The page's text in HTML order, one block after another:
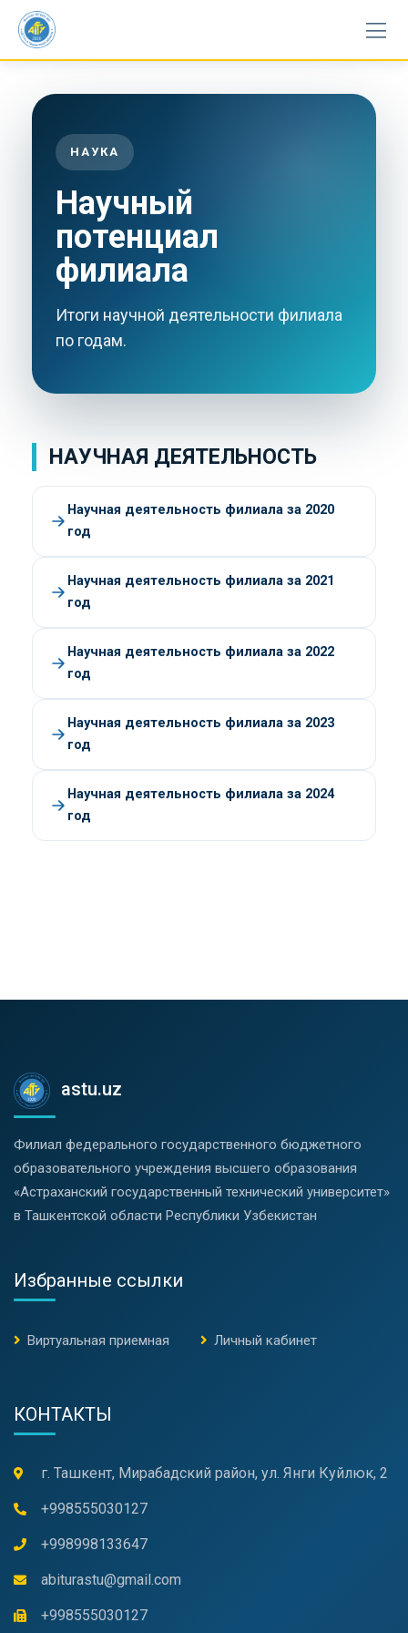
content
НАУКА
Научный
потенциал
филиала
Итоги научной деятельности филиала
по годам.
НАУЧНАЯ ДЕЯТЕЛЬНОСТЬ
Научная деятельность филиала за 2020
год
Научная деятельность филиала за 2021
год
Научная деятельность филиала за 2022
год
Научная деятельность филиала за 2023
год
Научная деятельность филиала за 2024
год
astu.uz
Филиал федерального государственного бюджетного
образовательного учреждения высшего образования
«Астраханский государственный технический университет»
в Ташкентской области Республики Узбекистан
Избранные ссылки
Виртуальная приемная Личный кабинет
КОНТАКТЫ
г. Ташкент, Мирабадский район, ул. Янги Куйлюк, 2
+998555030127
+998998133647
abiturastu@gmail.com
+998555030127